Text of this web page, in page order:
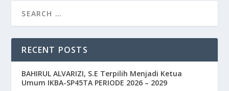
RECENT POSTS
BAHIRUL ALVARIZI, S.E Terpilih Menjadi Ketua
Umum IKBA-SP45TA PERIODE 2026 – 2029